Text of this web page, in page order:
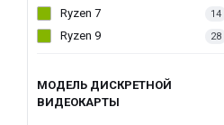
Ryzen 7 14
Ryzen 9 28
МОДЕЛЬ ДИСКРЕТНОЙ
ВИДЕОКАРТЫ